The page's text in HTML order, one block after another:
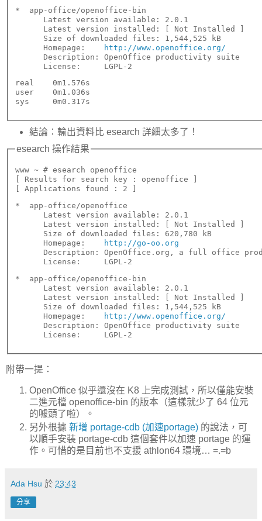
*  app-office/openoffice-bin
      Latest version available: 2.0.1
      Latest version installed: [ Not Installed ]
      Size of downloaded files: 1,544,525 kB
      Homepage:
http://www.openoffice.org/
      Description: OpenOffice productivity suite
      License:     LGPL-2
real    0m1.576s
user    0m1.036s
結論：輸出資料比 esearch 詳細太多了！
esearch 操作結果
www ~ # esearch openoffice
[ Results for search key : openoffice ]
[ Applications found : 2 ]
*  app-office/openoffice
      Latest version available: 2.0.1
      Latest version installed: [ Not Installed ]
      Size of downloaded files: 620,780 kB
      Homepage:
http://go-oo.org
Description: OpenOffice.org, a full office
      License:     LGPL-2
*  app-office/openoffice-bin
      Latest version available: 2.0.1
      Latest version installed: [ Not Installed ]
      Size of downloaded files: 1,544,525 kB
      Homepage:
http://www.openoffice.org/
      Description: OpenOffice productivity suite
      License:     LGPL-2
附帶一提：
OpenOffice 似乎還沒在 K8 上完成測試，所以僅能安裝
二進元檔 openoffice-bin 的版本（這樣就少了 64 位元
的噱頭了啦）。
另外根據 新增 portage-cdb (加速portage) 的說法，可
以順手安裝 portage-cdb 這個套件以加速 portage 的運
作。可惜的是目前也不支援 athlon64 環境… =.=b
Ada Hsu 於 23:43
分享